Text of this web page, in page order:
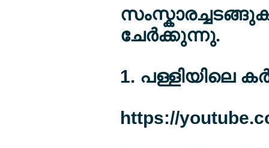
ചേര്‍ക്കുന്നു.
1. പള്ളിയിലെ
https://